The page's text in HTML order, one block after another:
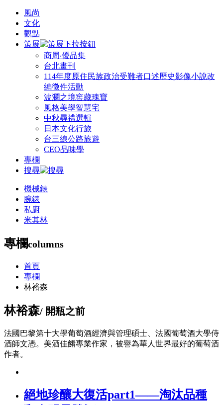
風尚
文化
觀點
策展
商周‧優品集
台北畫刊
114年度原住民族政治受難者口述歷史影像小說改
編徵件活動
波瀾之境窖藏瑰寶
風格美學智慧宅
中秋尋禮選輯
日本文化行旅
台三線公路旅遊
CEO品味學
專欄
搜尋
機械錶
腕錶
私廚
米其林
專欄columns
首頁
專欄
林裕森
林裕森/ 開瓶之前
法國巴黎第十大學葡萄酒經濟與管理碩士、法國葡萄酒大學侍
酒師文憑。美酒佳餚專業作家，被譽為華人世界最好的葡萄酒
作者。
絕地珍釀大復活part1——淘汰品種